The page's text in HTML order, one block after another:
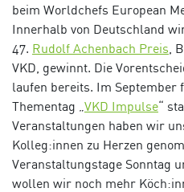
beim Worldchefs European
Innerhalb von Deutschland
47. Rudolf Achenbach Preis ,
VKD, gewinnt. Die
laufen bereits. Im September
Thementag „ VKD Impulse“
Veranstaltungen haben wir
Kolleg:innen zu Herzen
Veranstaltungstage Sonntag
wollen wir noch mehr